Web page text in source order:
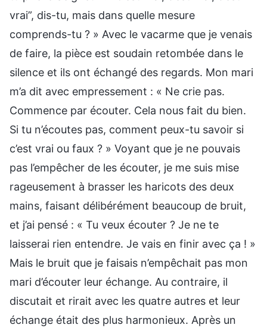
vrai”, dis-tu, mais dans quelle mesure
comprends-tu ? » Avec le vacarme que je venais
de faire, la pièce est soudain retombée dans le
silence et ils ont échangé des regards. Mon mari
m’a dit avec empressement : « Ne crie pas.
Commence par écouter. Cela nous fait du bien.
Si tu n’écoutes pas, comment peux-tu savoir si
c’est vrai ou faux ? » Voyant que je ne pouvais
pas l’empêcher de les écouter, je me suis mise
rageusement à brasser les haricots des deux
mains, faisant délibérément beaucoup de bruit,
et j’ai pensé : « Tu veux écouter ? Je ne te
laisserai rien entendre. Je vais en finir avec ça ! »
Mais le bruit que je faisais n’empêchait pas mon
mari d’écouter leur échange. Au contraire, il
discutait et rirait avec les quatre autres et leur
échange était des plus harmonieux. Après un